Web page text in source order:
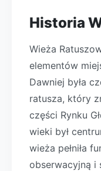
Historia
Wieża
elementów
Dawniej była
ratusza, który
części Rynku
wieki był
wieża pełniła
obserwacyjną i